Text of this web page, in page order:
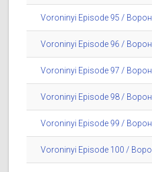
Voroninyi Episode 95 /
Voroninyi Episode 96 /
Voroninyi Episode 97 /
Voroninyi Episode 98 /
Voroninyi Episode 99 /
Voroninyi Episode 100 /